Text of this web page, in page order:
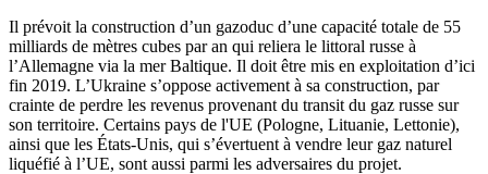
Il prévoit la construction d’un gazoduc d’une capacité totale de 55
milliards de mètres cubes par an qui reliera le littoral russe à
l’Allemagne via la mer Baltique. Il doit être mis en exploitation d’ici
fin 2019. L’Ukraine s’oppose activement à sa construction, par
crainte de perdre les revenus provenant du transit du gaz russe sur
son territoire. Certains pays de l'UE (Pologne, Lituanie, Lettonie),
ainsi que les États-Unis, qui s’évertuent à vendre leur gaz naturel
liquéfié à l’UE, sont aussi parmi les adversaires du projet.